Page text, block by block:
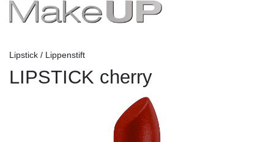
Lipstick / Lippenstift
LIPSTICK cherry